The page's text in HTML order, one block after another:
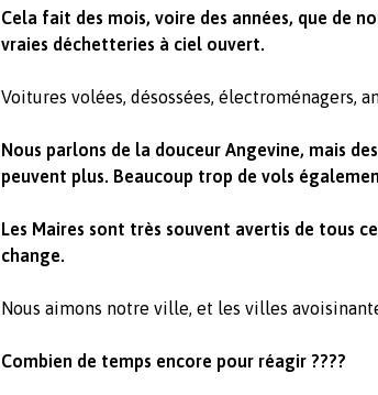
Cela fait des mois, voire des années, que de
vraies déchetteries à ciel ouvert.
Voitures volées, désossées, électroménagers,
Nous parlons de la douceur Angevine, mais
peuvent plus. Beaucoup trop de vols
Les Maires sont très souvent avertis de tous
change.
Nous aimons notre ville, et les villes
Combien de temps encore pour réagir ????